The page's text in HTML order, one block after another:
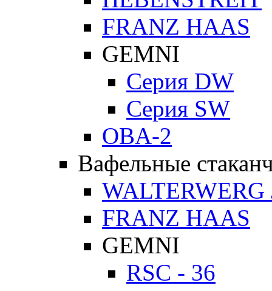
FRANZ HAAS
GEMNI
Серия DW
Серия SW
OBA-2
Вафельные
WALTERWERG
FRANZ HAAS
GEMNI
RSC - 36